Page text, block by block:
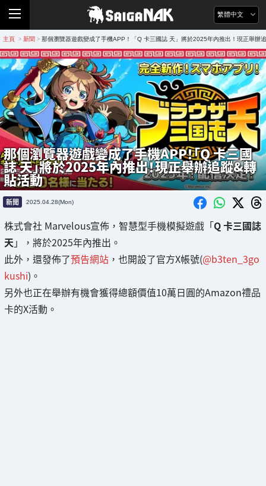
繁體中文
主頁 > 新聞 > 那個瀏覽器遊戲變成了手機APP！「Q 卡三國誌 天」將於2025年內推出！現正舉辦
那個瀏覽器遊戲變成了手機APP！「Q 卡三國
誌 天」將於2025年內推出！現正舉辦追蹤&轉
貼活動
新聞 2025.04.28(Mon)
株式會社 Marvelous宣佈，智慧型手機模擬遊戲「Q 卡三國誌
天 」，將於2025年內推出。
此外，還發佈了預告網站 ，也開設了官方X帳號(@b3ten_3go
kushi)。
另外也正在舉辦有機會獲得總額價值10萬日圓的Amazon禮品
卡的X活動。